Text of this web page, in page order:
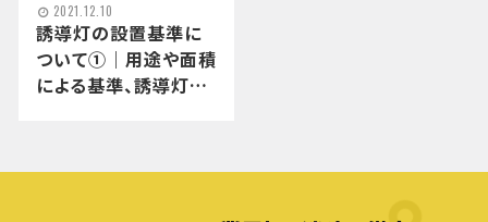
2021.12.10
誘導灯の設置基準に
ついて①｜用途や面積
による基準、誘導灯設